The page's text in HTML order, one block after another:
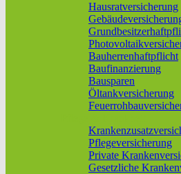
Hausratversicherung
Bauherrenhaftpflicht
Baufinanzierung
Bausparen
Öltankversicherung
Pflegeversicherung
Private
Gesetzliche